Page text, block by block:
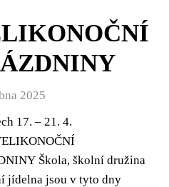
2025
17. – 21. 4.
Škola, školní družina
jídelna jsou v tyto dny